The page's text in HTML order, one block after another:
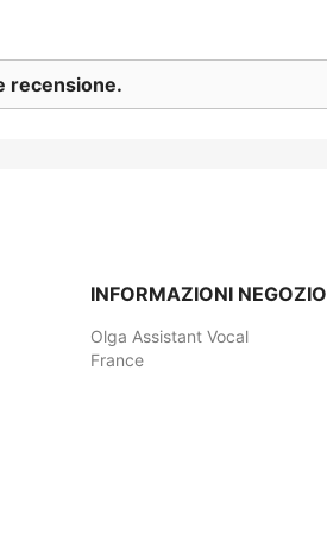
recensione.
INFORMAZIONI NEGOZIO
Olga Assistant Vocal
France